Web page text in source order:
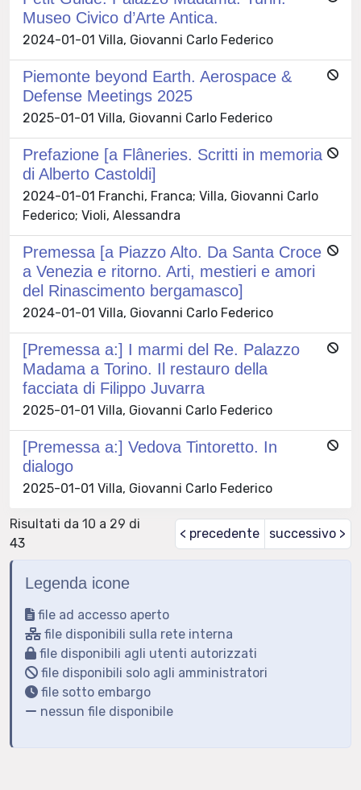
Museo Civico d’Arte Antica.
2024-01-01 Villa, Giovanni Carlo Federico
Piemonte beyond Earth. Aerospace &
Defense Meetings 2025
2025-01-01 Villa, Giovanni Carlo Federico
Prefazione [a Flâneries. Scritti in memoria
di Alberto Castoldi]
2024-01-01 Franchi, Franca; Villa, Giovanni Carlo
Federico; Violi, Alessandra
Premessa [a Piazzo Alto. Da Santa Croce
a Venezia e ritorno. Arti, mestieri e amori
del Rinascimento bergamasco]
2024-01-01 Villa, Giovanni Carlo Federico
[Premessa a:] I marmi del Re. Palazzo
Madama a Torino. Il restauro della
facciata di Filippo Juvarra
2025-01-01 Villa, Giovanni Carlo Federico
[Premessa a:] Vedova Tintoretto. In
dialogo
2025-01-01 Villa, Giovanni Carlo Federico
Risultati da 10 a 29 di
43
< precedente successivo >
Legenda icone
file ad accesso aperto
file disponibili sulla rete interna
file disponibili agli utenti autorizzati
file disponibili solo agli amministratori
file sotto embargo
nessun file disponibile